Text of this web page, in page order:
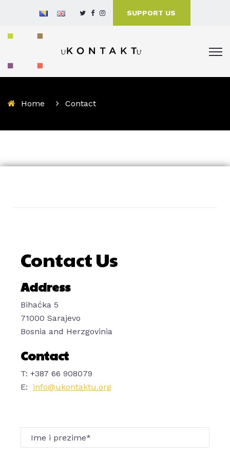
SUPPORT US
Home Contact
Contact Us
Address
Bihaćka 5
71000 Sarajevo
Bosnia and Herzgovinia
Contact
T: +387 66 908079
E: info@ukontaktu.org